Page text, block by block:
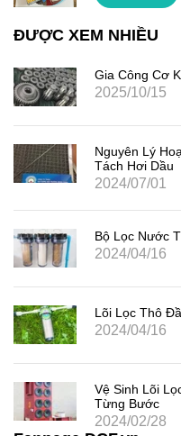
ĐƯỢC XEM NHIỀU
Gia Công Cơ
2025/10/15
Nguyên Lý
Tách Hơi Dầu
2024/07/01
Bộ Lọc Nước
2024/04/16
Lõi Lọc Thô
2024/04/16
Vệ Sinh Lõi
Từng Bước
2024/02/28